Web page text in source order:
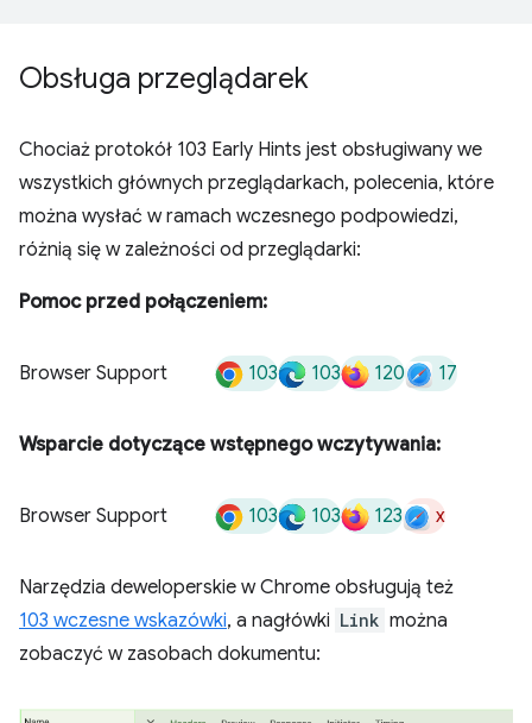
Obsługa przeglądarek
Chociaż protokół 103 Early Hints jest obsługiwany we
wszystkich głównych przeglądarkach, polecenia, które
można wysłać w ramach wczesnego podpowiedzi,
różnią się w zależności od przeglądarki:
Pomoc przed połączeniem:
Browser Support 103 103 120 17
Wsparcie dotyczące wstępnego wczytywania:
Browser Support 103 103 123 x
Narzędzia deweloperskie w Chrome obsługują też
103 wczesne wskazówki, a nagłówki Link można
zobaczyć w zasobach dokumentu: